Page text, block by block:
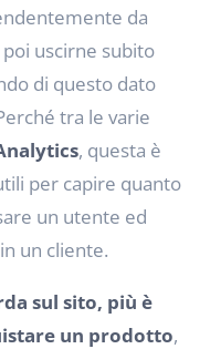
da
uscirne subito
di questo dato
tra le varie
, questa è
per capire quanto
un utente ed
un cliente.
sul sito, più è
un prodotto,